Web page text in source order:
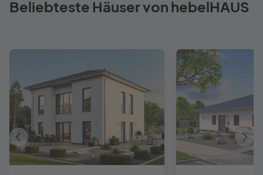
Beliebteste Häuser von hebelHAUS
Vorheriges
Haus